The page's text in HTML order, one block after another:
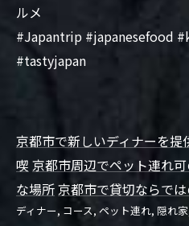
ルメ
#Japantrip #japanesefood
#tastyjapan
京都市で新しいディナーを提
喫 京都市周辺でペット連れ
な場所京都市で貸切ならで
ディナー コース ペット連れ 隠れ家